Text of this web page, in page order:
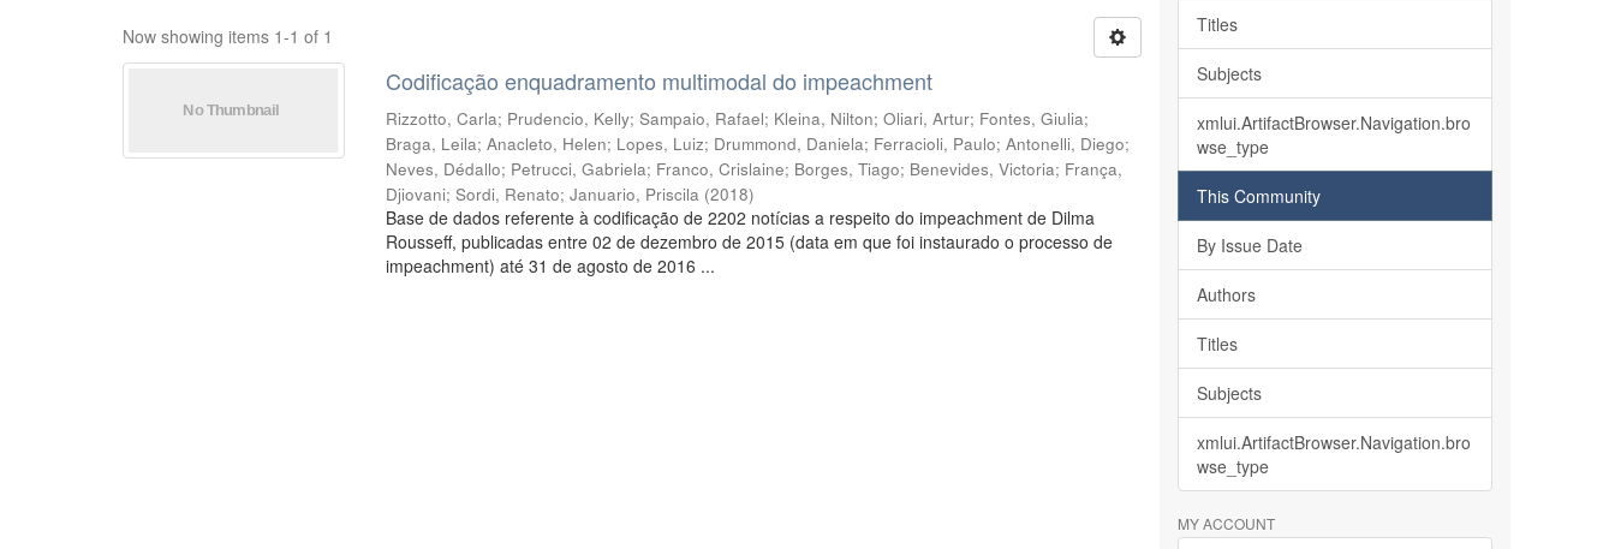
Now showing items 1-1 of 1
Codificação enquadramento multimodal do impeachment
Rizzotto, Carla; Prudencio, Kelly;Sampaio, Rafael; Kleina, Nilton;Oliari, Artur; Fontes, Giulia;
Braga, Leila;Anacleto, Helen; Lopes, Luiz; Drummond, Daniela; Ferracioli, Paulo;Antonelli, Diego;
Neves, Dédallo; Petrucci, Gabriela; Franco, Crislaine; Borges, Tiago; Benevides, Victoria; França,
Djiovani;Sordi, Renato;Januario, Priscila (2018)
Base de dados referente à codificação de 2202 notícias a respeito do impeachment de Dilma
Rousseff, publicadas entre 02 de dezembro de 2015 (data em que foi instaurado o processo de
impeachment) até 31 de agosto de 2016 ...
Titles
Subjects
xmlui.ArtifactBrowser.Navigation.bro
wse_type
This Community
By Issue Date
Authors
Titles
Subjects
xmlui.ArtifactBrowser.Navigation.bro
wse_type
MY ACCOUNT